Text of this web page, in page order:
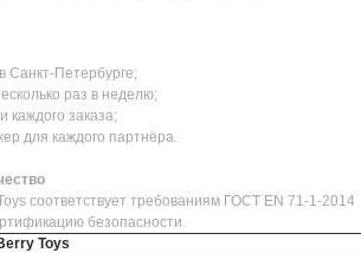
Санкт-Петербурге;
раз в неделю;
каждого заказа;
для каждого партнёра.
соответствует требованиям ГОСТ EN 71-1-2014
безопасности.
Toys